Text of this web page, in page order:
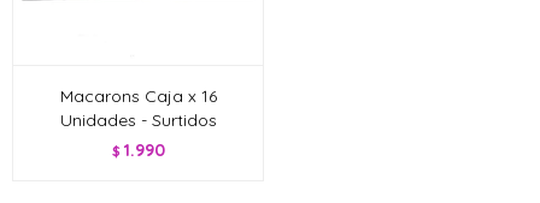
Macarons Caja x 16
Unidades - Surtidos
$ 1.990